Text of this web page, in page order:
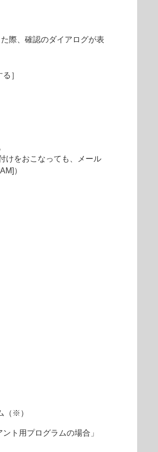
際、確認のダイアログが表
］
けをおこなっても、メール
）
（※）
ト用プログラムの場合」